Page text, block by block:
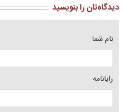
دیدگاه‌تان را بنویسید
نام شما
رایانامه